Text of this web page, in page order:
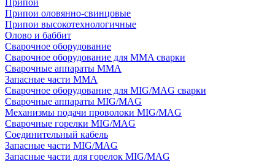
Припои
Припои оловянно-свинцовые
Припои высокотехнологичные
Олово и баббит
Сварочное оборудование
Сварочное оборудование для MMA сварки
Сварочные аппараты MMA
Запасные части MMA
Сварочное оборудование для MIG/MAG сварки
Сварочные аппараты MIG/MAG
Механизмы подачи проволоки MIG/MAG
Сварочные горелки MIG/MAG
Соединительный кабель
Запасные части MIG/MAG
Запасные части для горелок MIG/MAG